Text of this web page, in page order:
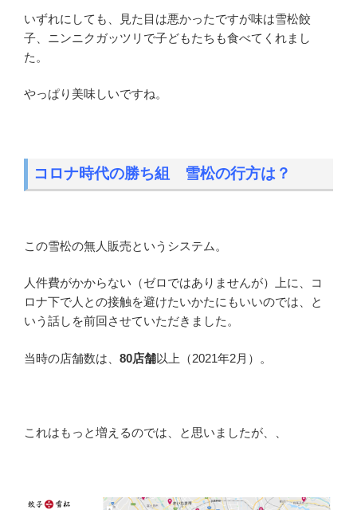
いずれにしても、見た目は悪かったですが味は雪松餃
子、ニンニクガッツリで子どもたちも食べてくれまし
た。
やっぱり美味しいですね。
コロナ時代の勝ち組 雪松の行方は？
この雪松の無人販売というシステム。
人件費がかからない（ゼロではありませんが）上に、コ
ロナ下で人との接触を避けたいかたにもいいのでは、と
いう話しを前回させていただきました。
当時の店舗数は、 80店舗以上（2021年2月）。
これはもっと増えるのでは、と思いましたが、、